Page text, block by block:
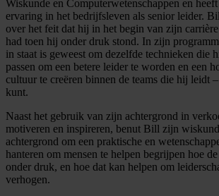
Wiskunde en Computerwetenschappen en
ervaring in het bedrijfsleven als senior leider.
over het feit dat hij in het begin van zijn
had toen hij onder druk stond. In zijn
in staat is geweest om dezelfde technieken die
passen om een betere leider te worden en een
cultuur te creëren binnen de teams die hij leidt
kunt.
Naast het gebruik van zijn achtergrond in
motiveren en inspireren, benut Bill zijn
achtergrond om een praktische en
hanteren om mensen te helpen begrijpen hoe
onder druk, en hoe dat kan helpen om
verhogen.